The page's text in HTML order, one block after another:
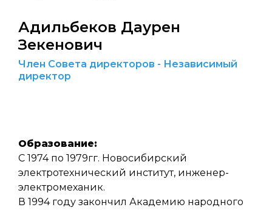
Адильбеков Даурен
Зекенович
Член Совета директоров - Независимый
директор
Образование:
С 1974 по 1979гг. Новосибирский
электротехнический институт, инженер-
электромеханик.
В 1994 году закончил Академию народного